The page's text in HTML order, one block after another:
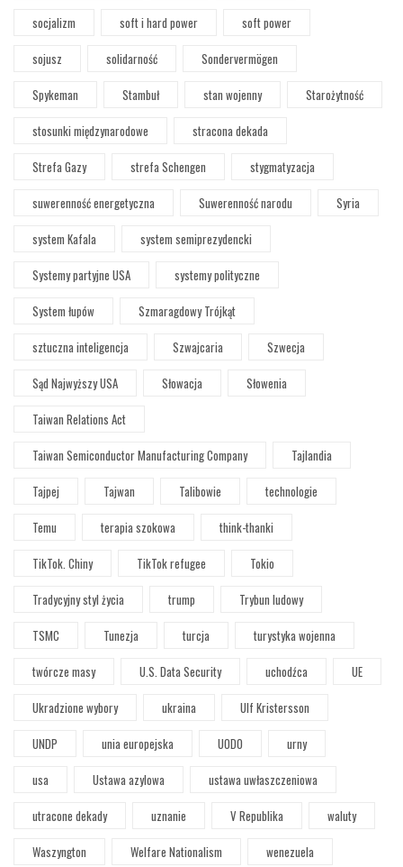
socjalizm
soft i hard power
soft power
sojusz
solidarność
Sondervermögen
Spykeman
Stambuł stan wojenny
Starożytność
stosunki międzynarodowe
stracona dekada
Strefa Gazy
strefa Schengen
stygmatyzacja
suwerenność energetyczna
Suwerenność narodu
Syria
system Kafala
system semiprezydencki
Systemy partyjne USA
systemy polityczne
System łupów
Szmaragdowy Trójkąt
sztuczna inteligencja
Szwajcaria
Szwecja
Sąd Najwyższy USA
Słowacja
Słowenia
Taiwan Relations Act
Taiwan Semiconductor Manufacturing Company
Tajlandia
Tajpej
Tajwan Talibowie
technologie
Temu
terapia szokowa
think-thanki
TikTok. Chiny
TikTok refugee
Tokio
Tradycyjny styl życia
trump
Trybun ludowy
TSMC
Tunezja turcja
turystyka wojenna
twórcze masy
U.S. Data Security uchodźca
UE
Ukradzione wybory
ukraina
Ulf Kristersson
UNDP
unia europejska UODO
urny
usa
Ustawa azylowa
ustawa uwłaszczeniowa
utracone dekady
uznanie V Republika
waluty
Waszyngton
Welfare Nationalism
wenezuela